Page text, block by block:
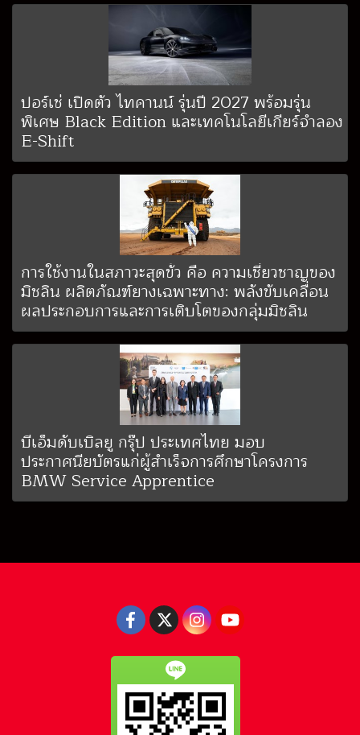
ปอร์เช่ เปิดตัว ไทคานน์ รุ่นปี 2027 พร้อมรุ่น
พิเศษ Black Edition และเทคโนโลยีเกียร์จำลอง
E-Shift
การใช้งานในสภาวะสุดขั้ว คือ ความเชี่ยวชาญของ
มิชลิน ผลิตภัณฑ์ยางเฉพาะทาง: พลังขับเคลื่อน
ผลประกอบการและการเติบโตของกลุ่มมิชลิน
บีเอ็มดับเบิลยู กรุ๊ป ประเทศไทย มอบ
ประกาศนียบัตรแก่ผู้สำเร็จการศึกษาโครงการ
BMW Service Apprentice